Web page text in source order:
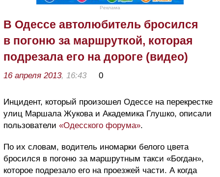
Реклама
В Одессе автолюбитель бросился
в погоню за маршруткой, которая
подрезала его на дороге (видео)
16 апреля 2013, 16:43 0
Инцидент, который произошел Одессе на перекрестке
улиц Маршала Жукова и Академика Глушко, описали
пользователи «Одесского форума».
По их словам, водитель иномарки белого цвета
бросился в погоню за маршрутным такси «Богдан»,
которое подрезало его на проезжей части. А когда